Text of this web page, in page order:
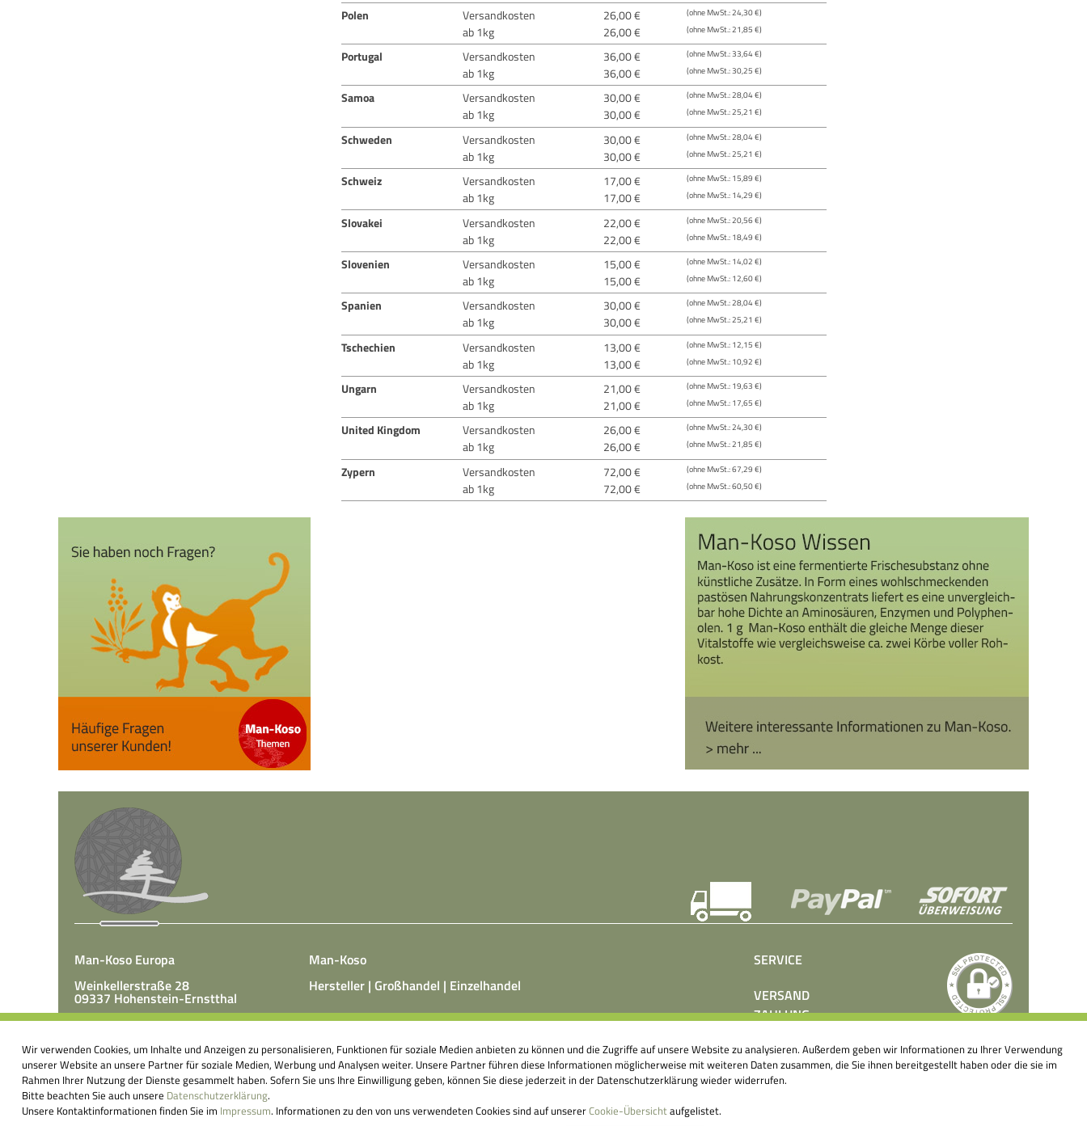
Polen Versandkosten 26,00 € (ohne MwSt.: 24,30 €)
ab 1kg 26,00 € (ohne MwSt.: 21,85 €)
Portugal Versandkosten 36,00 € (ohne MwSt.: 33,64 €)
ab 1kg 36,00 € (ohne MwSt.: 30,25 €)
Samoa Versandkosten 30,00 € (ohne MwSt.: 28,04 €)
ab 1kg 30,00 € (ohne MwSt.: 25,21 €)
Schweden Versandkosten 30,00 € (ohne MwSt.: 28,04 €)
ab 1kg 30,00 € (ohne MwSt.: 25,21 €)
Schweiz Versandkosten 17,00 € (ohne MwSt.: 15,89 €)
ab 1kg 17,00 € (ohne MwSt.: 14,29 €)
Slovakei Versandkosten 22,00 € (ohne MwSt.: 20,56 €)
ab 1kg 22,00 € (ohne MwSt.: 18,49 €)
Slovenien Versandkosten 15,00 € (ohne MwSt.: 14,02 €)
ab 1kg 15,00 € (ohne MwSt.: 12,60 €)
Spanien Versandkosten 30,00 € (ohne MwSt.: 28,04 €)
ab 1kg 30,00 € (ohne MwSt.: 25,21 €)
Tschechien Versandkosten 13,00 € (ohne MwSt.: 12,15 €)
ab 1kg 13,00 € (ohne MwSt.: 10,92 €)
Ungarn Versandkosten 21,00 € (ohne MwSt.: 19,63 €)
ab 1kg 21,00 € (ohne MwSt.: 17,65 €)
United Kingdom Versandkosten 26,00 € (ohne MwSt.: 24,30 €)
ab 1kg 26,00 € (ohne MwSt.: 21,85 €)
Zypern Versandkosten 72,00 € (ohne MwSt.: 67,29 €)
ab 1kg 72,00 € (ohne MwSt.: 60,50 €)
Man-Koso Europa
Weinkellerstraße 28
09337 Hohenstein-Ernstthal
Tel.: +49(0)3723 65 89 50
E-Mail:info@mk-europa.de
Man-Koso
Hersteller | Großhandel | Einzelhandel
unter Zusatz von Hefepilzen, Milchsäurebakterien in klimatisierten
Produktionshallen äußerst aufwendig hergestellt wird. Fermentierte
Nahrungsmittel können einen großen Beitrag dazu leisten, unser
körpereigenes Abwehrsystem anzuregen.
SERVICE
VERSAND
ZAHLUNG
PRESSE
KONTAKT
Wir verwenden Cookies, um Inhalte und Anzeigen zu personalisieren, Funktionen für soziale Medien anbieten zu können und die Zugriffe auf unsere Website zu analysieren. Außerdem geben wir Informationen zu Ihrer Verwendung
unserer Website an unsere Partner für soziale Medien, Werbung und Analysen weiter. Unsere Partner führen diese Informationen möglicherweise mit weiteren Daten zusammen, die Sie ihnen bereitgestellt haben oder die sie im
Rahmen Ihrer Nutzung der Dienste gesammelt haben. Sofern Sie uns Ihre Einwilligung geben, können Sie diese jederzeit in der Datenschutzerklärung wieder widerrufen.
Bitte beachten Sie auch unsere Datenschutzerklärung.
Unsere Kontaktinformationen finden Sie im Impressum. Informationen zu den von uns verwendeten Cookies sind auf unsererCookie-Übersichtaufgelistet.